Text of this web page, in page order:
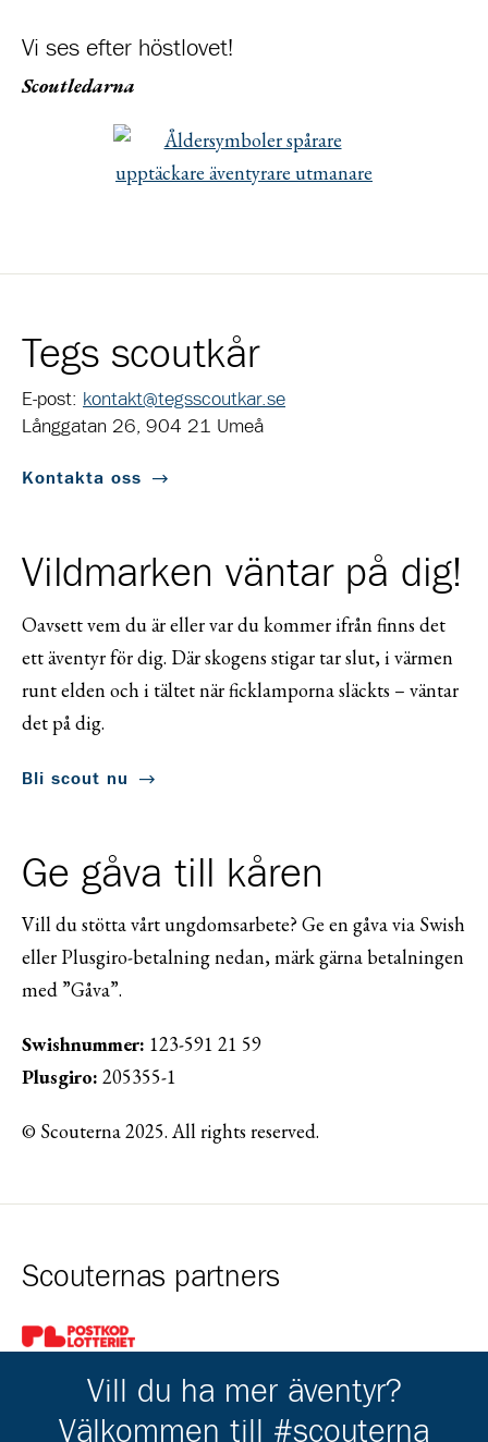
Vi ses efter höstlovet!
Scoutledarna
Tegs scoutkår
E-post: kontakt@tegsscoutkar.se
Långgatan 26, 904 21 Umeå
Kontakta oss
Vildmarken väntar på dig!
Oavsett vem du är eller var du kommer ifrån finns det
ett äventyr för dig. Där skogens stigar tar slut, i värmen
runt elden och i tältet när ficklamporna släckts – väntar
det på dig.
Bli scout nu
Ge gåva till kåren
Vill du stötta vårt ungdomsarbete? Ge en gåva via Swish
eller Plusgiro-betalning nedan, märk gärna betalningen
med ”Gåva”.
Swishnummer: 123-591 21 59
Plusgiro: 205355-1
© Scouterna 2025. All rights reserved.
Scouternas partners
Gå till pl_50
Vill du ha mer äventyr?
Välkommen till #scouterna